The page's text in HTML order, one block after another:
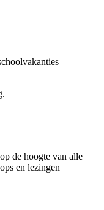
de hoogte van alle
en lezingen